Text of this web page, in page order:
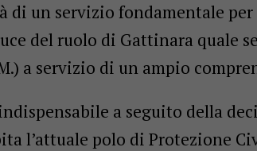
un servizio fondamentale per
del ruolo di Gattinara quale
a servizio di un ampio
a seguito della
l’attuale polo di Protezione